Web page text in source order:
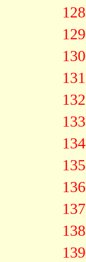
128
129
130
131
132
133
134
135
136
137
138
139